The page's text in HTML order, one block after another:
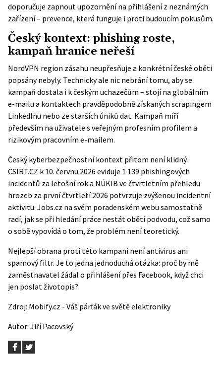
doporučuje zapnout upozornění na přihlášení z neznámých
zařízení – prevence, která funguje i proti budoucím pokusům.
Český kontext: phishing roste,
kampaň hranice neřeší
NordVPN region zásahu neupřesňuje a konkrétní české oběti
popsány nebyly. Technicky ale nic nebrání tomu, aby se
kampaň dostala i k českým uchazečům – stojí na globálním
e-mailu a kontaktech pravděpodobně získaných scrapingem
LinkedInu nebo ze starších úniků dat. Kampaň míří
především na uživatele s veřejným profesním profilem a
rizikovým pracovním e-mailem.
Český kyberbezpečnostní kontext přitom není klidný.
CSIRT.CZ k 10. červnu 2026 eviduje 1 139 phishingových
incidentů za letošní rok a NÚKIB ve čtvrtletním přehledu
hrozeb za první čtvrtletí 2026 potvrzuje zvýšenou incidentní
aktivitu. Jobs.cz na svém poradenském webu samostatně
radí, jak se při hledání práce nestát obětí podvodu, což samo
o sobě vypovídá o tom, že problém není teoretický.
Nejlepší obrana proti této kampani není antivirus ani
spamový filtr. Je to jedna jednoduchá otázka: proč by mě
zaměstnavatel žádal o přihlášení přes Facebook, když chci
jen poslat životopis?
Zdroj: Mobify.cz - Váš párťák ve světě elektroniky
Autor: Jiří Pacovský